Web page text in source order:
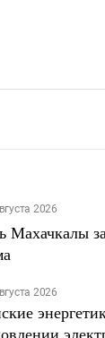
2026
Махачкалы
2026